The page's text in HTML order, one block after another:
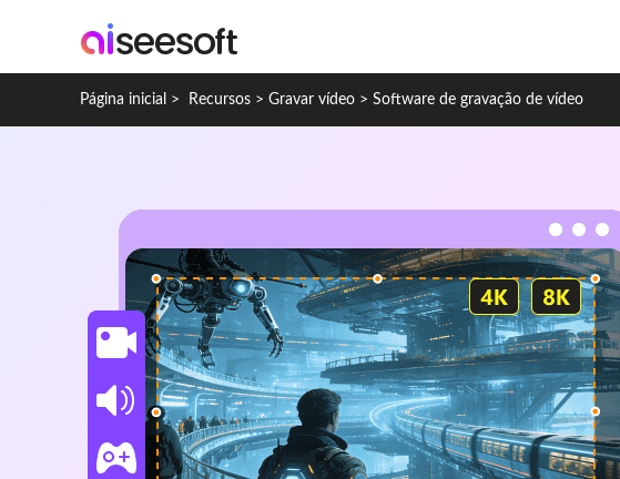
Página inicial > Recursos > Gravar vídeo > Software de gravação de vídeo